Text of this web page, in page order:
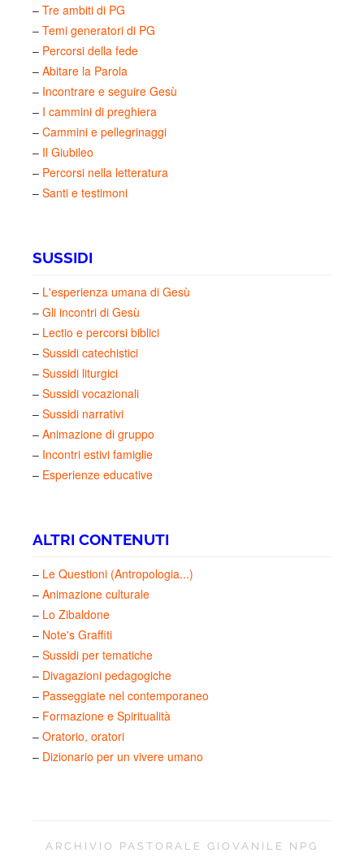
– Tre ambiti di PG
– Temi generatori di PG
– Percorsi della fede
– Abitare la Parola
– Incontrare e seguire Gesù
– I cammini di preghiera
– Cammini e pellegrinaggi
– Il Giubileo
– Percorsi nella letteratura
– Santi e testimoni
SUSSIDI
– L'esperienza umana di Gesù
– Gli incontri di Gesù
– Lectio e percorsi biblici
– Sussidi catechistici
– Sussidi liturgici
– Sussidi vocazionali
– Sussidi narrativi
– Animazione di gruppo
– Incontri estivi famiglie
– Esperienze educative
ALTRI CONTENUTI
– Le Questioni (Antropologia...)
– Animazione culturale
– Lo Zibaldone
– Note's Graffiti
– Sussidi per tematiche
– Divagazioni pedagogiche
– Passeggiate nel contemporaneo
– Formazione e Spiritualità
– Oratorio, oratori
– Dizionario per un vivere umano
ARCHIVIO PASTORALE GIOVANILE NPG